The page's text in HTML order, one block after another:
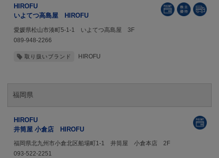
HIROFU
いよてつ高島屋 HIROFU
愛媛県松山市湊町5-1-1 いよてつ高島屋 3F
089-948-2266
取り扱いブランド HIROFU
福岡県
HIROFU
井筒屋 小倉店 HIROFU
福岡県北九州市小倉北区船場町1-1 井筒屋 小倉本店 2F
093-522-2251